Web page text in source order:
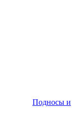
Подносы и